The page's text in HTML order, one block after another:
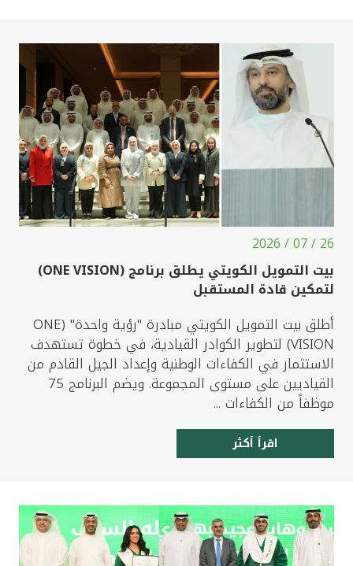
26 / 07 / 2026
بيت التمويل الكويتي يطلق برنامج (ONE VISION)
لتمكين قادة المستقبل
أطلق بيت التمويل الكويتي مبادرة "رؤية واحدة" (ONE
VISION) لتطوير الكوادر القيادية، في خطوة تستهدف
الاستثمار في الكفاءات الوطنية وإعداد الجيل القادم من
القياديين على مستوى المجموعة. ويضم البرنامج 75
موظفاً من الكفاءات ...
اقرأ أكثر